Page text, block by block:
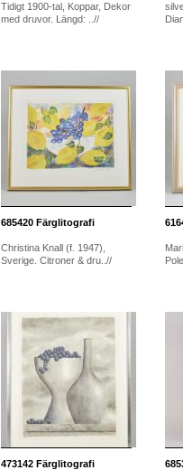
Tidigt 1900-tal, Koppar, Dekor
med druvor. Längd: ..//
685420 Färglitografi
Christina Knall (f. 1947),
Sverige. Citroner & dru..//
473142 Färglitografi